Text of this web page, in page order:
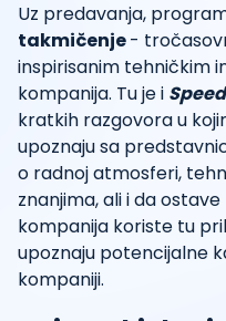
Uz predavanja,
takmičenje-
inspirisanim tehničkim
kompanija. Tu je i
kratkih razgovora u
upoznaju sa
o radnoj atmosferi,
znanjima, ali i da
kompanija koriste tu
upoznaju potencijalne
kompaniji.